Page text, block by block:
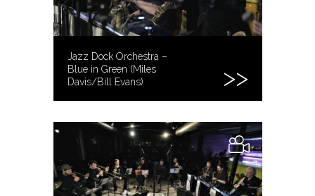
Jazz Dock Orchestra –
Blue in Green (Miles
Davis/Bill Evans)